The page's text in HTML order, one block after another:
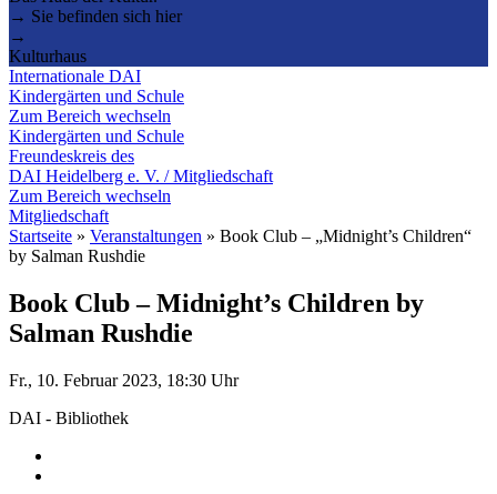
→ Sie befinden sich hier
→
Kulturhaus
Internationale DAI
Kindergärten und Schule
Zum Bereich wechseln
Kindergärten und Schule
Freundeskreis des
DAI Heidelberg e. V. / Mitgliedschaft
Zum Bereich wechseln
Mitgliedschaft
Startseite » Veranstaltungen » Book Club – „Midnight’s Children“
by Salman Rushdie
Book Club – Midnight’s Children by
Salman Rushdie
Fr., 10. Februar 2023, 18:30 Uhr
DAI - Bibliothek